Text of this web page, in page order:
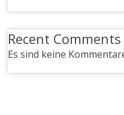
Recent Comments
Es sind keine